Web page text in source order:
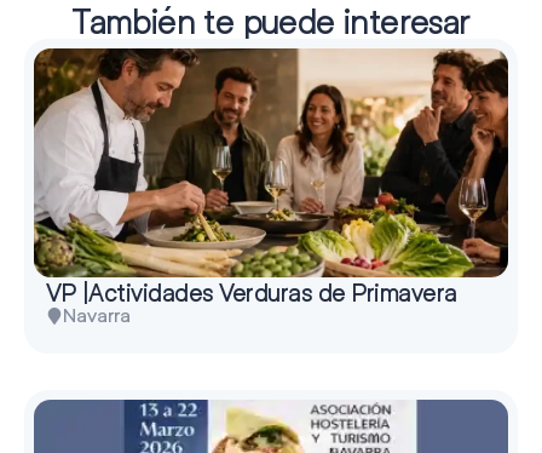
También te puede interesar
VP |Actividades Verduras de Primavera
Navarra